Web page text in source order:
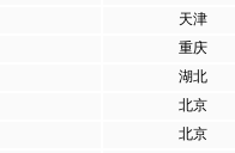
天津
重庆
湖北
北京
北京